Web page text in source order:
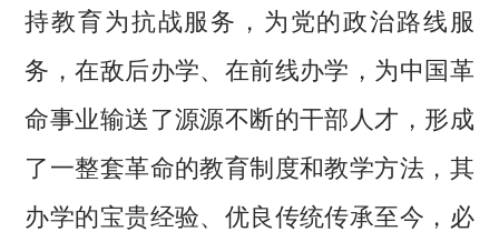
持教育为抗战服务，为党的政治路线服
务，在敌后办学、在前线办学，为中国革
命事业输送了源源不断的干部人才，形成
了一整套革命的教育制度和教学方法，其
办学的宝贵经验、优良传统传承至今，必